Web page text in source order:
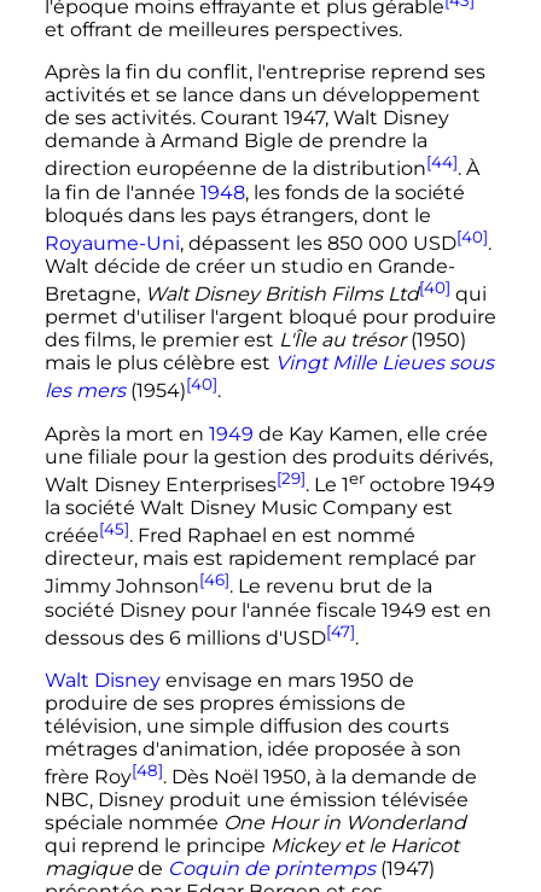
l'époque moins effrayante et plus gérable
et offrant de meilleures perspectives.
Après la fin du conflit, l'entreprise reprend ses
activités et se lance dans un développement
de ses activités. Courant 1947, Walt Disney
demande à Armand Bigle de prendre la
direction européenne de la distribution[44]. À
la fin de l'année 1948, les fonds de la société
bloqués dans les pays étrangers, dont le
Royaume-Uni, dépassent les 850 000 USD[40].
Walt décide de créer un studio en Grande-
Bretagne, Walt Disney British Films Ltd[40] qui
permet d'utiliser l'argent bloqué pour produire
des films, le premier est L'Île au trésor(1950)
mais le plus célèbre est Vingt Mille Lieues sous
les mers(1954)[40].
Après la mort en 1949 de Kay Kamen, elle crée
une filiale pour la gestion des produits dérivés,
Walt Disney Enterprises[29]. Le 1eroctobre 1949
la société Walt Disney Music Company est
créée[45]. Fred Raphael en est nommé
directeur, mais est rapidement remplacé par
Jimmy Johnson[46]. Le revenu brut de la
société Disney pour l'année fiscale 1949 est en
dessous des 6 millions d'USD[47].
Walt Disneyenvisage en mars 1950 de
produire de ses propres émissions de
télévision, une simple diffusion des courts
métrages d'animation, idée proposée à son
frère Roy[48]. Dès Noël 1950, à la demande de
NBC, Disney produit une émission télévisée
spéciale nommée One Hour in Wonderland
qui reprend le principe Mickey et le Haricot
magiquede Coquin de printemps(1947)